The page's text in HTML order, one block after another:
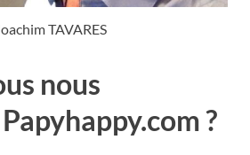
TAVARES
nous
?